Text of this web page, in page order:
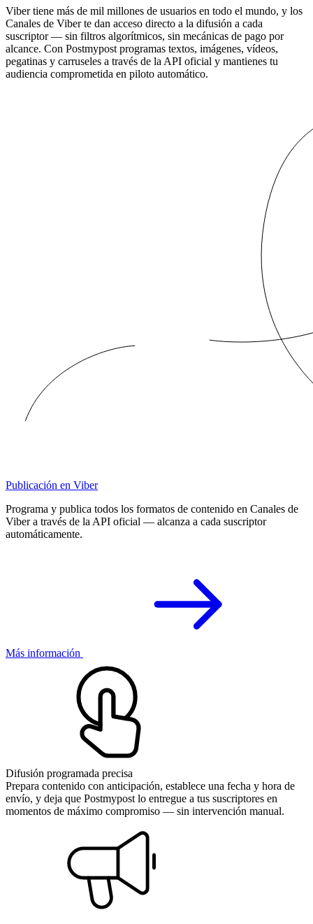
Viber tiene más de mil millones de usuarios en todo el mundo, y los
Canales de Viber te dan acceso directo a la difusión a cada
suscriptor — sin filtros algorítmicos, sin mecánicas de pago por
alcance. Con Postmypost programas textos, imágenes, vídeos,
pegatinas y carruseles a través de la API oficial y mantienes tu
audiencia comprometida en piloto automático.
Publicación en Viber
Programa y publica todos los formatos de contenido en Canales de
Viber a través de la API oficial — alcanza a cada suscriptor
automáticamente.
Más información
Difusión programada precisa
Prepara contenido con anticipación, establece una fecha y hora de
envío, y deja que Postmypost lo entregue a tus suscriptores en
momentos de máximo compromiso — sin intervención manual.